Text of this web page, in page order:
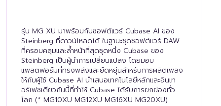
รุ่น MG XU มาพร้อมกับซอฟต์แวร์ Cubase AI ของ
Steinberg ที่ดาวน์โหลดได้ ในฐานะชุดซอฟต์แวร์ DAW
ที่ครอบคลุมและล้ำหน้าที่สุดชุดหนึ่ง Cubase ของ
Steinberg เป็นผู้นำการเปลี่ยนแปลง โดยมอบ
แพลตฟอร์มที่ทรงพลังและยืดหยุ่นสำหรับการผลิตเพลง
ให้กับผู้ใช้ Cubase AI นำเสนอเทคโนโลยีหลักและอินเท
อร์เฟซเดียวกันนี้ที่ทำให้ Cubase ได้รับการยกย่องทั่ว
โลก (* MG10XU MG12XU MG16XU MG20XU)